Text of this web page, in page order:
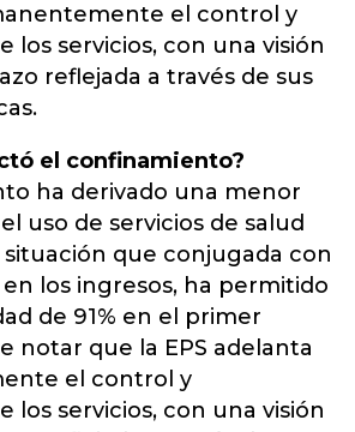
el control y
los servicios, con una visión
reflejada a través de sus
el confinamiento?
ha derivado una menor
uso de servicios de salud
que conjugada con
los ingresos, ha permitido
de 91% en el primer
notar que la EPS adelanta
el control y
los servicios, con una visión